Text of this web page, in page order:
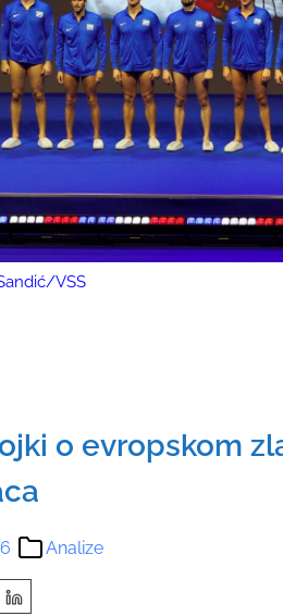
VSS
o evropskom
Analize